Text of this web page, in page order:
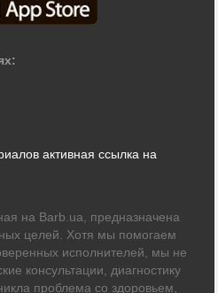
активная ссылка на
на Barb.ua, предназначена
целей. Хотя мы помогаем
исполнителей, мы не
консультации, диагностику
проблема со здоровьем,